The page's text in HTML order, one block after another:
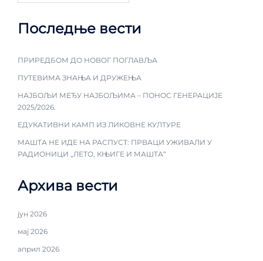
Последње вести
ПРИРЕДБОМ ДО НОВОГ ПОГЛАВЉА
ПУТЕВИМА ЗНАЊА И ДРУЖЕЊА
НАЈБОЉИ МЕЂУ НАЈБОЉИМА – ПОНОС ГЕНЕРАЦИЈЕ
2025/2026.
ЕДУКАТИВНИ КАМП ИЗ ЛИКОВНЕ КУЛТУРЕ
МАШТА НЕ ИДЕ НА РАСПУСТ: ПРВАЦИ УЖИВАЛИ У
РАДИОНИЦИ „ЛЕТО, КЊИГЕ И МАШТА“
Архива вести
јун 2026
мај 2026
април 2026